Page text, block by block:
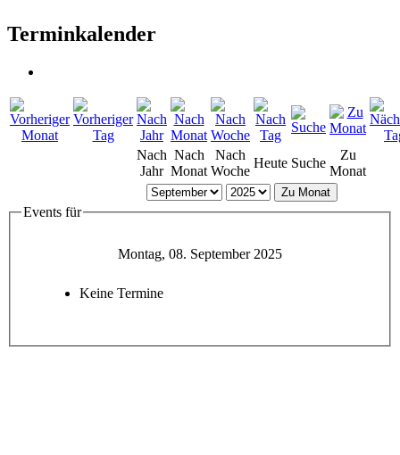
Terminkalender
Nach
Jahr
Nach
Monat
Nach
Woche
Heute Suche
Zu
Monat
Zu Monat
Events für
Montag, 08. September 2025
Keine Termine